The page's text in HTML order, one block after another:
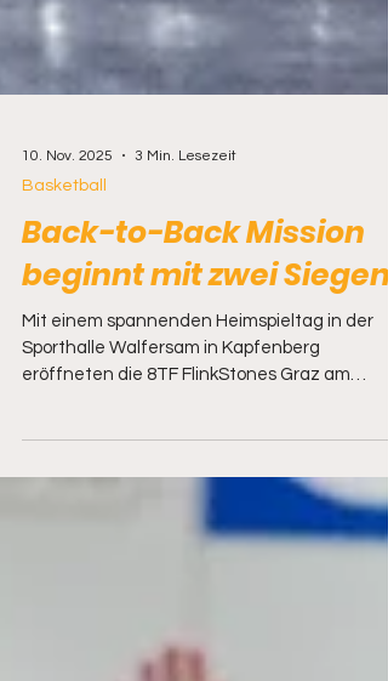
Basketball
Back-to-Back Mission
beginnt mit zwei Siegen!
Mit einem spannenden Heimspieltag in der
Rollstuhlbasketball-Saison. Während die 8TF
FlinkStones 1 mit zwei eindrucksvollen Siegen
ihre Ambitionen auf die Titelverteidigung
Christoph EDLER und neuem